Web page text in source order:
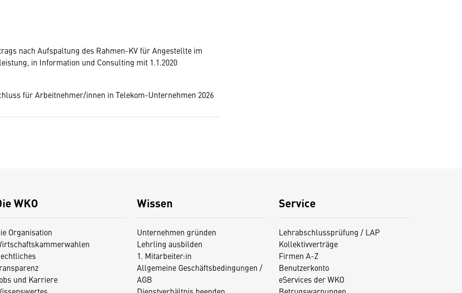
nach Aufspaltung des Rahmen-KV für Angestellte im
in Information und Consulting mit 1.1.2020
für Arbeitnehmer/innen in Telekom-Unternehmen 2026
WKO
Organisation
und Karriere
Wissen
Unternehmen gründen
Lehrling ausbilden
1. Mitarbeiter:in
Allgemeine Geschäftsbedingungen /
AGB
Service
Lehrabschlussprüfung / LAP
Kollektivverträge
Firmen A-Z
Benutzerkonto
eServices der WKO